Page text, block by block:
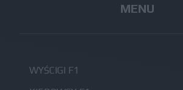
MENU
WYŚCIGI F1